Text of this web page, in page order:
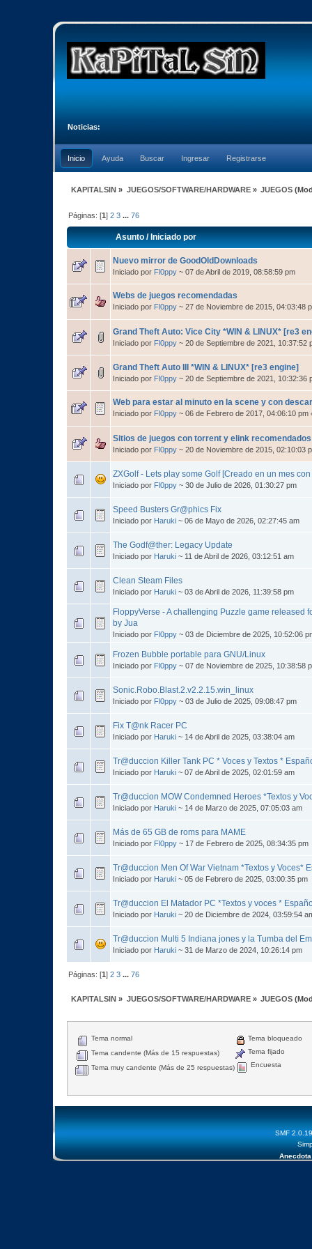
Noticias:
Inicio Ayuda Buscar Ingresar Registrarse
KAPITALSIN » JUEGOS/SOFTWARE/HARDWARE» JUEGOS
Páginas: [1]2 3 ...76
Asunto/Iniciado por
Nuevo mirror de GoodOldDownloads
Iniciado por Fl0ppy ~ 07 de Abril de 2019, 08:58:59 pm
Webs de juegos recomendadas
Iniciado por Fl0ppy ~ 27 de Noviembre de 2015, 04:03:48
Grand Theft Auto: Vice City *WIN & LINUX* [re3
Iniciado por Fl0ppy ~ 20 de Septiembre de 2021, 10:37:52
Grand Theft Auto III *WIN & LINUX* [re3 engine]
Iniciado por Fl0ppy ~ 20 de Septiembre de 2021, 10:32:36
Web para estar al minuto en la scene y con
Iniciado por Fl0ppy ~ 06 de Febrero de 2017, 04:06:10 pm
Sitios de juegos con torrent y elink recomendados
Iniciado por Fl0ppy ~ 20 de Noviembre de 2015, 02:10:03
ZXGolf - Lets play some Golf [Creado en un mes con
Iniciado por Fl0ppy ~ 30 de Julio de 2026, 01:30:27 pm
Speed Busters Gr@phics Fix
Iniciado por Haruki ~ 06 de Mayo de 2026, 02:27:45 am
The Godf@ther: Legacy Update
Iniciado por Haruki ~ 11 de Abril de 2026, 03:12:51 am
Clean Steam Files
Iniciado por Haruki ~ 03 de Abril de 2026, 11:39:58 pm
FloppyVerse - A challenging Puzzle game released
by Jua
Iniciado por Fl0ppy ~ 03 de Diciembre de 2025, 10:52:06
Frozen Bubble portable para GNU/Linux
Iniciado por Fl0ppy ~ 07 de Noviembre de 2025, 10:38:58
Sonic.Robo.Blast.2.v2.2.15.win_linux
Iniciado por Fl0ppy ~ 03 de Julio de 2025, 09:08:47 pm
Fix T@nk Racer PC
Iniciado por Haruki ~ 14 de Abril de 2025, 03:38:04 am
Tr@duccion Killer Tank PC * Voces y Textos *
Iniciado por Haruki ~ 07 de Abril de 2025, 02:01:59 am
Tr@duccion MOW Condemned Heroes *Textos y
Iniciado por Haruki ~ 14 de Marzo de 2025, 07:05:03 am
Más de 65 GB de roms para MAME
Iniciado por Fl0ppy ~ 17 de Febrero de 2025, 08:34:35 pm
Tr@duccion Men Of War Vietnam *Textos y Voces*
Iniciado por Haruki ~ 05 de Febrero de 2025, 03:00:35 pm
Tr@duccion El Matador PC *Textos y voces *
Iniciado por Haruki ~ 20 de Diciembre de 2024, 03:59:54
Tr@duccion Multi 5 Indiana jones y la Tumba del
Iniciado por Haruki ~ 31 de Marzo de 2024, 10:26:14 pm
Páginas: [1]2 3 ...76
KAPITALSIN » JUEGOS/SOFTWARE/HARDWARE» JUEGOS
Tema normal
Tema candente (Más de 15 respuestas)
Tema muy candente (Más de 25 respuestas)
Tema bloqueado
Tema fijado
Encuesta
SMF 2.0.19
Anecdota